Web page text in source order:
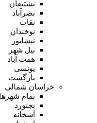
نشتیفان
نصرآباد
نقاب
نوخندان
نیشابور
نیل شهر
همت آباد
یونسی
بازگشت
خراسان شمالی
تمام شهر‌ها
بجنورد
آشخانه